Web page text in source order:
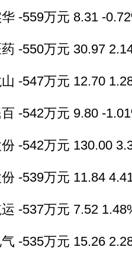
-559万元 8.31 -
-550万元 30.97
-547万元 12.70
-542万元 9.80 -
-542万元 130.00
-539万元 11.84
-537万元 7.52
-535万元 15.26